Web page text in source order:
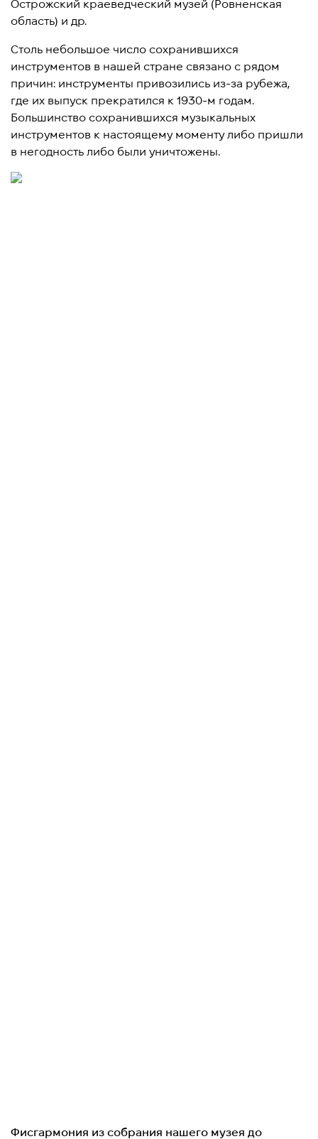
Острожский краеведческий музей (Ровненская
область) и др.
Столь небольшое число сохранившихся
инструментов в нашей стране связано с рядом
причин: инструменты привозились из-за рубежа,
где их выпуск прекратился к 1930-м годам.
Большинство сохранившихся музыкальных
инструментов к настоящему моменту либо пришли
в негодность либо были уничтожены.
Фисгармония из собрания нашего музея до